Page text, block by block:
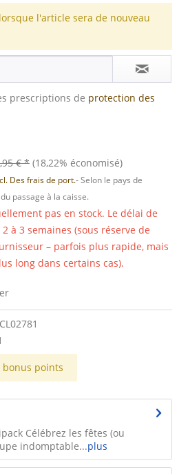
l'article sera de nouveau
prescriptions de protection des
€ * (18,22% économisé)
Des frais de port.- Selon le pays de
passage à la caisse.
pas en stock. Le délai de
à 3 semaines (sous réserve de
– parfois plus rapide, mais
long dans certains cas).
bonus points
Célébrez les fêtes (ou
indomptable...plus